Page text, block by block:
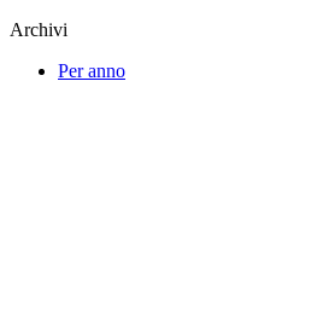
Archivi
Per anno